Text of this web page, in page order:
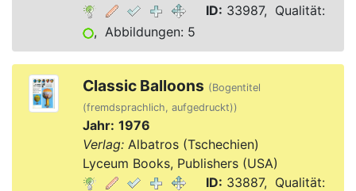
ID: 33987, Qualität:
, Abbildungen: 5
Classic Balloons (Bogentitel
(fremdsprachlich, aufgedruckt))
Jahr: 1976
Verlag:Albatros (Tschechien)
Lyceum Books, Publishers (USA)
ID: 33887, Qualität: